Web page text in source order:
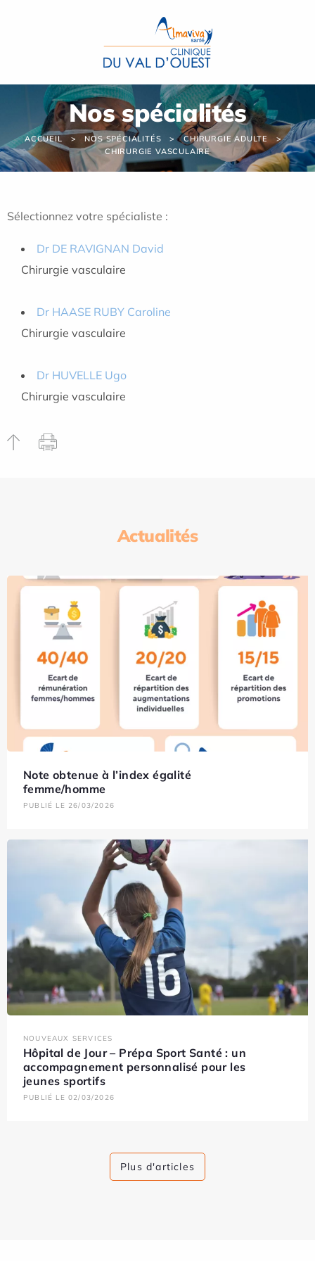
Nos spécialités
ACCUEIL NOS SPÉCIALITÉS
CHIRURGIE ADULTE
CHIRURGIE VASCULAIRE
Sélectionnez votre spécialiste :
Dr DE RAVIGNAN David
Chirurgie vasculaire
Dr HAASE RUBY Caroline
Chirurgie vasculaire
Dr HUVELLE Ugo
Chirurgie vasculaire
Actualités
Note obtenue à l’index égalité
femme/homme
PUBLIÉ LE 26/03/2026
NOUVEAUX SERVICES
Hôpital de Jour – Prépa Sport Santé : un
accompagnement personnalisé pour les
jeunes sportifs
PUBLIÉ LE 02/03/2026
Plus d'articles